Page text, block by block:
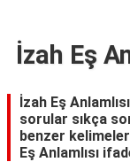
İzah Eş
İzah Eş
sorular sıkça
benzer kelimeler
Eş Anlamlısı